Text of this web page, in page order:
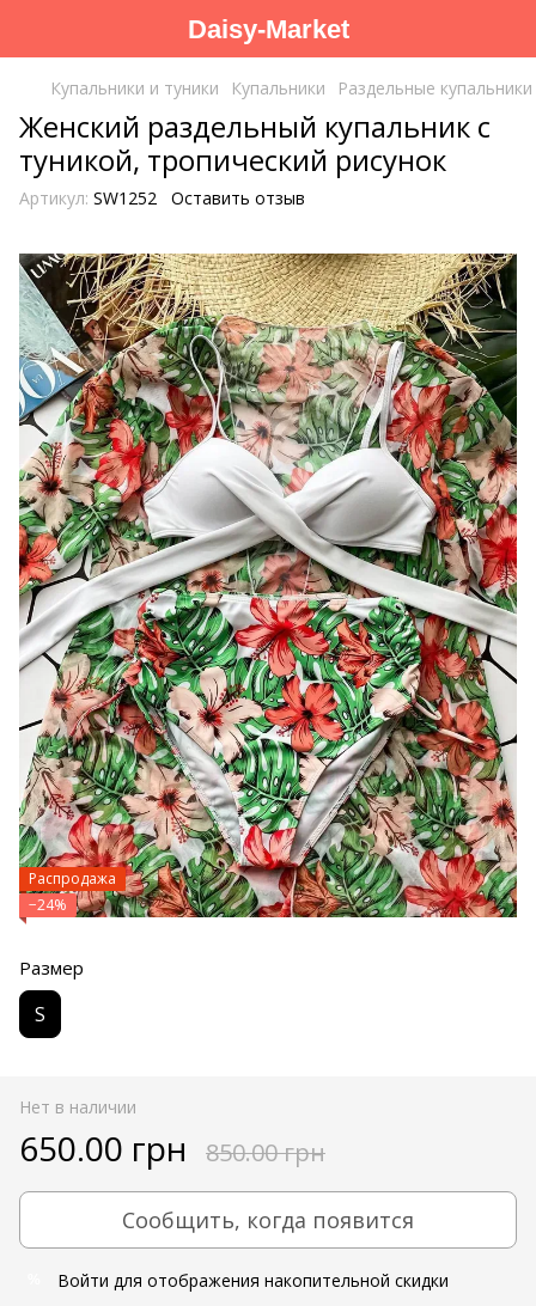
Daisy-Market
Купальники и туники Купальники Раздельные купальники
Женский раздельный купальник с
туникой, тропический рисунок
Артикул: SW1252 Оставить отзыв
Распродажа
−24%
Размер
S
Нет в наличии
650.00 грн 850.00 грн
Сообщить, когда появится
Войти для отображения накопительной скидки